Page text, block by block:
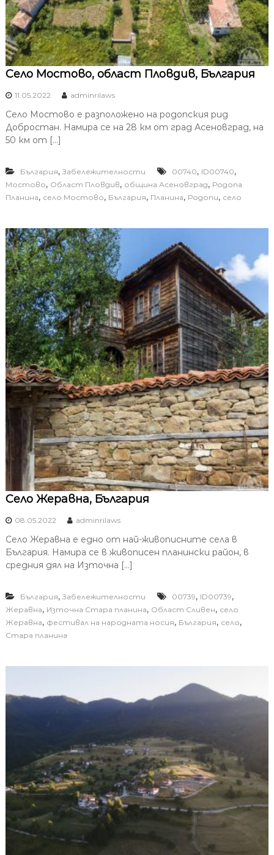
Село Мостово, област Пловдив, България
11.05.2022 adminrilaws
Село Мостово е разположено на родопския рид
Добростан. Намира се на 28 км от град Асеновград, на
50 км от […]
България, Забележителности 00740, ID00740,
Мостово, Област Пловдив, община Асеновград, Родопа
Планина, село Мостово, България, Планина, Родопи, село
Село Жеравна, България
08.05.2022 adminrilaws
Село Жеравна е едно от най-живописните села в
България. Намира се в живописен планински район, в
средния дял на Източна […]
България, Забележителности 00739, ID00739,
Жеравна, Източна Стара планина, Област Сливен, село
Жеравна, фестивал на народната носия, България, село,
Стара планина